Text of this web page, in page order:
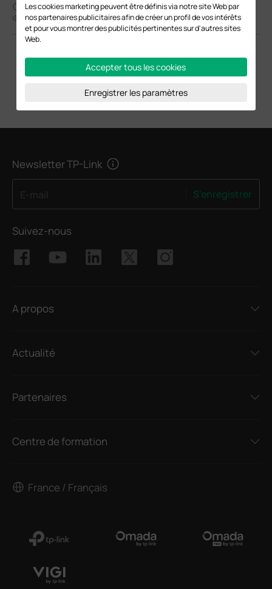
01-25-2021
875
Newsletter TP-Link
S'enregistrer
Suivez-nous
A propos
Actualité
Partenaires
Centre de formation
France / Français
Les cookies marketing peuvent être définis via notre site Web par
nos partenaires publicitaires afin de créer un profil de vos intérêts
et pour vous montrer des publicités pertinentes sur d'autres sites
Web.
Accepter tous les cookies
Enregistrer les paramètres